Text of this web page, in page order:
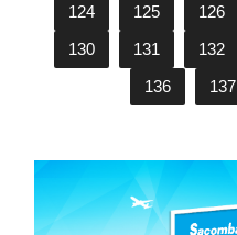
124
125 126
130
131 132
136
137